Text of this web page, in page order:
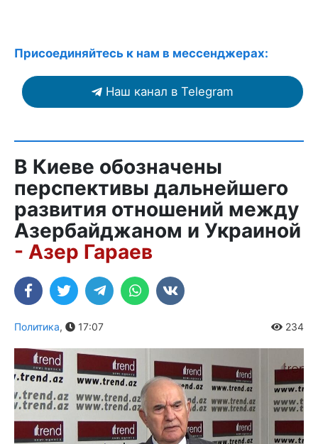
Присоединяйтесь к нам в мессенджерах:
Наш канал в Telegram
В Киеве обозначены
перспективы дальнейшего
развития отношений между
Азербайджаном и Украиной
- Азер Гараев
Политика, 17:07 234